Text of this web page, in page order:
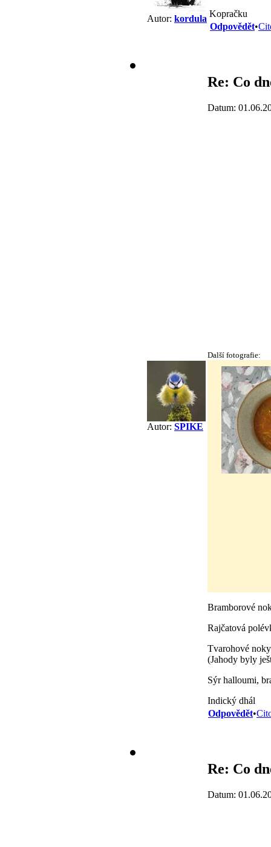
Autor: kordula Kopračku
Odpovědět•
Autor: SPIKE
Re: Co
Datum:
Další fotografie:
Bramborové
Rajčatová
Tvarohové
(Jahody byly
Sýr halloumi,
Indický dhál
Odpovědět•
Re: Co
Datum: